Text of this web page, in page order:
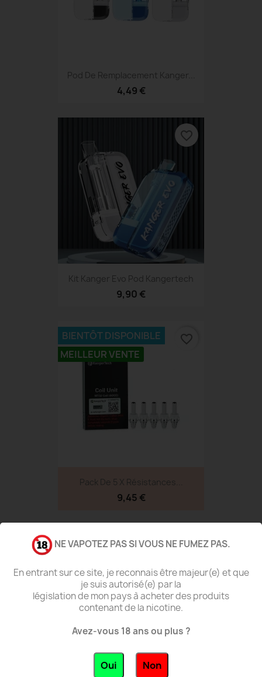
Pod De Remplacement Kanger...
4,49 €
Kit Kanger Evo Pod Kangertech
9,90 €
favorite_border
Pack De 5 X Résistances...
MEILLEUR VENTE
9,45 €
BIENTÔT DISPONIBLE favorite_border
BIENTÔT DISPONIBLE favorite_border
NE VAPOTEZ PAS SI VOUS NE FUMEZ PAS.
En entrant sur ce site, je reconnais être majeur(e) et que
je suis autorisé(e) par la
législation de mon pays à acheter des produits
contenant de la nicotine.
Avez-vous 18 ans ou plus ?
Oui Non